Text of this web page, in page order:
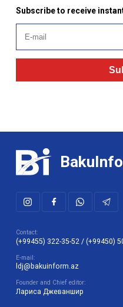
Subscribe to receive
Contact:
(+99455) 322-35-52 / (+99450)
E-mail:
ldj@bakuinform.az
Founder and Chief editor:
Лариса Джеваншир